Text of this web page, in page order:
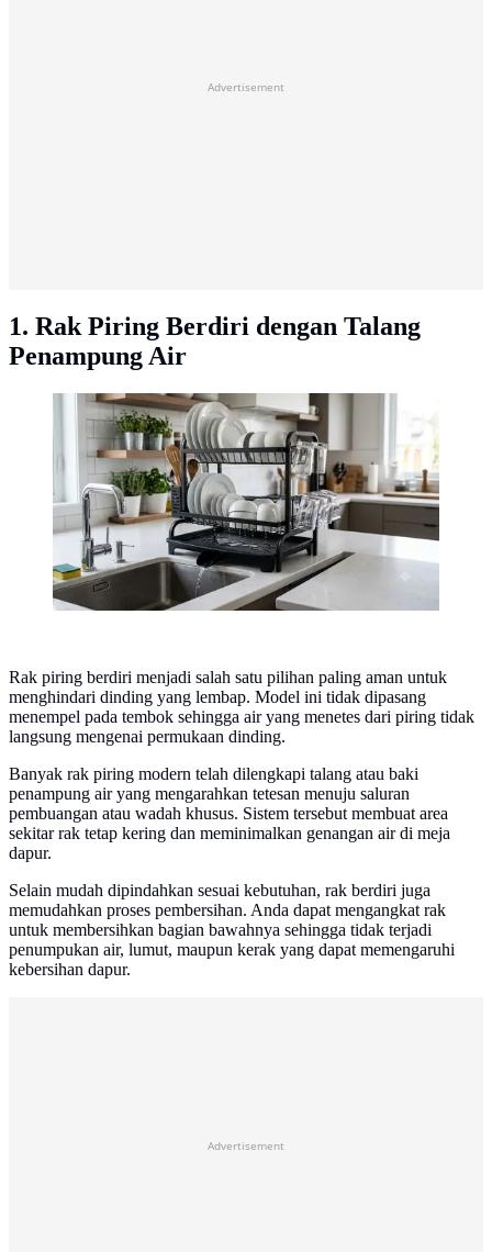
Advertisement
1. Rak Piring Berdiri dengan Talang
Penampung Air
Rak Piring yang Tidak Membuat Dinding Lembap (AI
Generated)
Rak piring berdiri menjadi salah satu pilihan paling aman untuk
menghindari dinding yang lembap. Model ini tidak dipasang
menempel pada tembok sehingga air yang menetes dari piring tidak
langsung mengenai permukaan dinding.
Banyak rak piring modern telah dilengkapi talang atau baki
penampung air yang mengarahkan tetesan menuju saluran
pembuangan atau wadah khusus. Sistem tersebut membuat area
sekitar rak tetap kering dan meminimalkan genangan air di meja
dapur.
Selain mudah dipindahkan sesuai kebutuhan, rak berdiri juga
memudahkan proses pembersihan. Anda dapat mengangkat rak
untuk membersihkan bagian bawahnya sehingga tidak terjadi
penumpukan air, lumut, maupun kerak yang dapat memengaruhi
kebersihan dapur.
Advertisement